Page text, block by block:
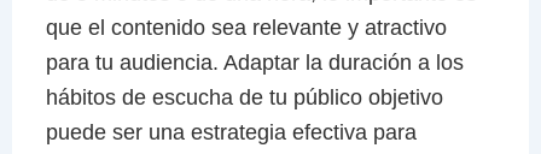
que el contenido sea relevante y atractivo
para tu audiencia. Adaptar la duración a los
hábitos de escucha de tu público objetivo
puede ser una estrategia efectiva para